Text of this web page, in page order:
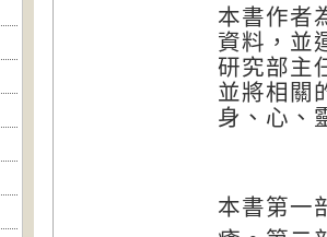
本書作者
資料，並
研究部主
並將相關
身、心、
本書第一